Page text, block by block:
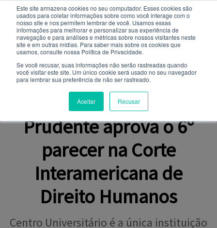
Este site armazena cookies no seu computador. Esses cookies são
usados ​​para coletar informações sobre como você interage com o
nosso site e nos permitem lembrar de você. Usamos essas
informações para melhorar e personalizar sua experiência de
navegação e para análises e métricas sobre nossos visitantes neste
site e em outras mídias. Para saber mais sobre os cookies que
usamos, consulte nossa Política de Privacidade.
Se você recusar, suas informações não serão rastreadas quando
você visitar este site. Um único cookie será usado no seu navegador
para lembrar sua preferência de não ser rastreado.
Aceitar Recusar
NOTÍCIAS
REFERÊNCIA INTERNACIONAL
Direito da Toledo
Prudente aprova o 6º
parecer na Corte
Interamericana de
Direito Humanos
Centro Universitário é a única instituição
Você quer receber notificações e não perder nenhuma
notícia importante?